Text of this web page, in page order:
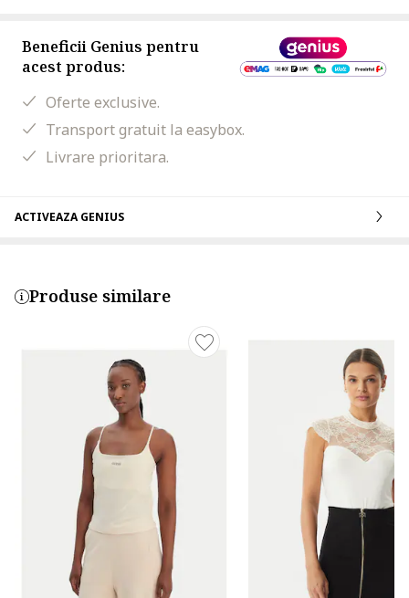
Beneficii Genius pentru
acest produs:
Oferte exclusive.
Transport gratuit la easybox.
Livrare prioritara.
ACTIVEAZA GENIUS
Produse similare